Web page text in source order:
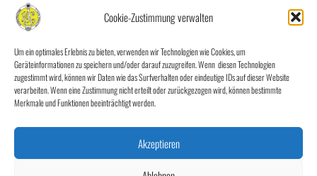
Cookie-Zustimmung verwalten
Um ein optimales Erlebnis zu bieten, verwenden wir Technologien wie Cookies, um
Geräteinformationen zu speichern und/oder darauf zuzugreifen. Wenn diesen Technologien
zugestimmt wird, können wir Daten wie das Surfverhalten oder eindeutige IDs auf dieser Website
verarbeiten. Wenn eine Zustimmung nicht erteilt oder zurückgezogen wird, können bestimmte
Merkmale und Funktionen beeinträchtigt werden.
Akzeptieren